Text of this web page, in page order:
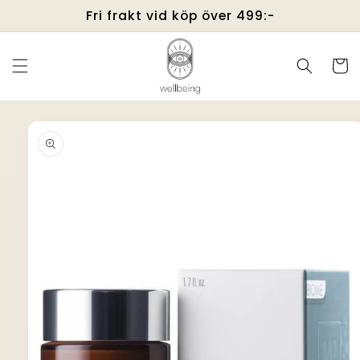
Fri frakt vid köp över 499:-
vidare till